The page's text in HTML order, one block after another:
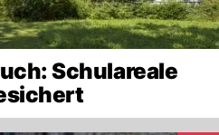
Schulareale